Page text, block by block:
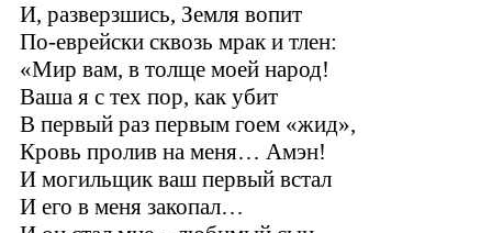
И, разверзшись, Земля вопит
По-еврейски сквозь мрак и тлен:
«Мир вам, в толще моей народ!
Ваша я с тех пор, как убит
В первый раз первым гоем «жид»,
Кровь пролив на меня… Амэн!
И могильщик ваш первый встал
И его в меня закопал…